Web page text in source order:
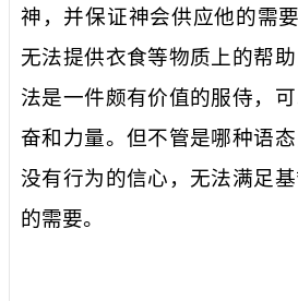
神，并保证神会供应他的需要
无法提供衣食等物质上的帮
法是一件颇有价值的服侍，
奋和力量。但不管是哪种语
没有行为的信心，无法满足
的需要。